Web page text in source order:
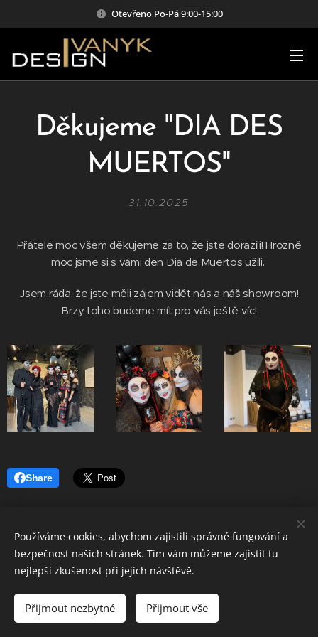
Otevřeno Po-Pá 9:00-15:00
Děkujeme "DIA DES
MUERTOS"
31.10.2025
Přátele moc všem děkujeme za to, že jste dorazili! Hrozně
moc jsme si s vámi den Dia de Muertos užili.
Jsem ráda, že jste měli zájem vidět nás a náš showroom!
Brzy toho budeme mít pro vás ještě víc!
Share
Kaštanová 515/125a 620 00 Brno - Tuřany
Cookies
Používáme cookies, abychom zajistili správné fungování a
bezpečnost našich stránek. Tím vám můžeme zajistit tu
nejlepší zkušenost při jejich návštěvě.
Přijmout nezbytné Přijmout vše